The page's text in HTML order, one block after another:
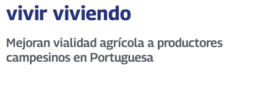
vivir viviendo
Mejoran vialidad agrícola a productores
campesinos en Portuguesa